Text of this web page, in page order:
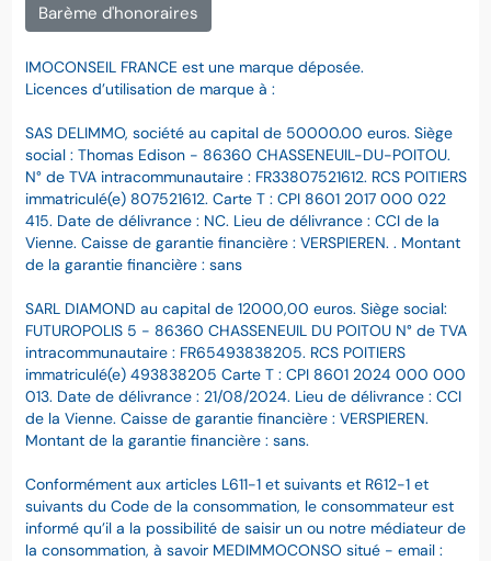
Barème d'honoraires
IMOCONSEIL FRANCE est une marque déposée.
Licences d’utilisation de marque à :
SAS DELIMMO, société au capital de 50000.00 euros. Siège
social : Thomas Edison - 86360 CHASSENEUIL-DU-POITOU.
N° de TVA intracommunautaire : FR33807521612. RCS POITIERS
immatriculé(e) 807521612. Carte T : CPI 8601 2017 000 022
415. Date de délivrance : NC. Lieu de délivrance : CCI de la
Vienne. Caisse de garantie financière : VERSPIEREN. . Montant
de la garantie financière : sans
SARL DIAMOND au capital de 12000,00 euros. Siège social:
FUTUROPOLIS 5 - 86360 CHASSENEUIL DU POITOU N° de TVA
intracommunautaire : FR65493838205. RCS POITIERS
immatriculé(e) 493838205 Carte T : CPI 8601 2024 000 000
013. Date de délivrance : 21/08/2024. Lieu de délivrance : CCI
de la Vienne. Caisse de garantie financière : VERSPIEREN.
Montant de la garantie financière : sans.
Conformément aux articles L611-1 et suivants et R612-1 et
suivants du Code de la consommation, le consommateur est
informé qu’il a la possibilité de saisir un ou notre médiateur de
la consommation, à savoir MEDIMMOCONSO situé - email :